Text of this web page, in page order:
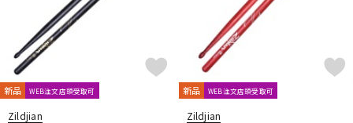
新品 WEB注文店頭受取可
Zildjian
新品 WEB注文店頭受取可
Zildjian